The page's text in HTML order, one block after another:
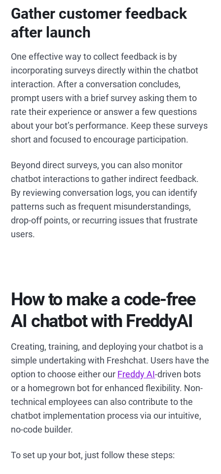
Gather customer feedback
after launch
One effective way to collect feedback is by
incorporating surveys directly within the chatbot
interaction. After a conversation concludes,
prompt users with a brief survey asking them to
rate their experience or answer a few questions
about your bot’s performance. Keep these surveys
short and focused to encourage participation.
Beyond direct surveys, you can also monitor
chatbot interactions to gather indirect feedback.
By reviewing conversation logs, you can identify
patterns such as frequent misunderstandings,
drop-off points, or recurring issues that frustrate
users.
How to make a code-free
AI chatbot with FreddyAI
Creating, training, and deploying your chatbot is a
simple undertaking with Freshchat. Users have the
option to choose either our Freddy AI-driven bots
or a homegrown bot for enhanced flexibility. Non-
technical employees can also contribute to the
chatbot implementation process via our intuitive,
no-code builder.
To set up your bot, just follow these steps: